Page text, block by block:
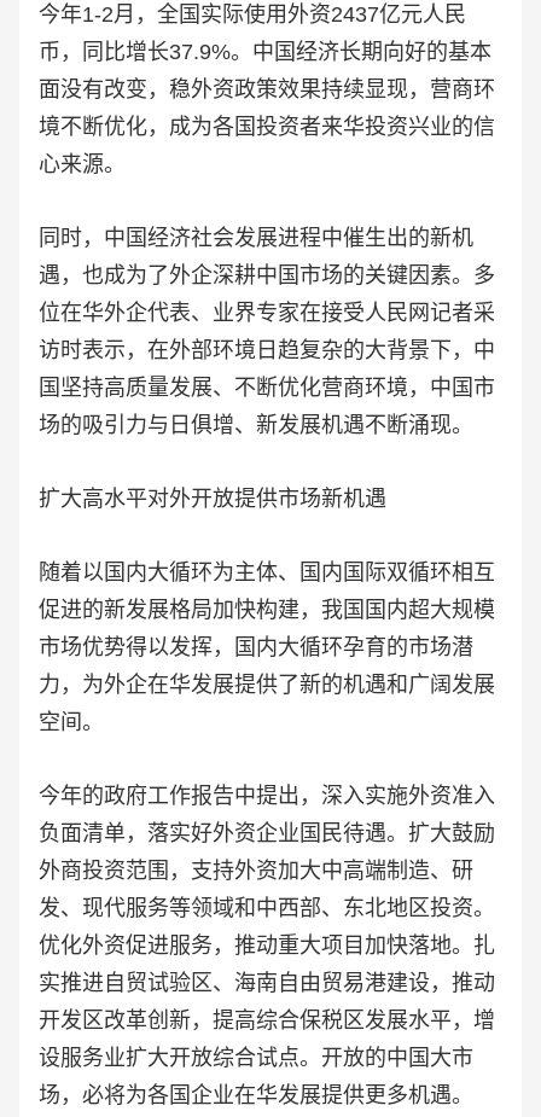
今年1-2月，全国实际使用外资2437亿元人民
币，同比增长37.9%。中国经济长期向好的基本
面没有改变，稳外资政策效果持续显现，营商环
境不断优化，成为各国投资者来华投资兴业的信
心来源。
同时，中国经济社会发展进程中催生出的新机
遇，也成为了外企深耕中国市场的关键因素。多
位在华外企代表、业界专家在接受人民网记者采
访时表示，在外部环境日趋复杂的大背景下，中
国坚持高质量发展、不断优化营商环境，中国市
场的吸引力与日俱增、新发展机遇不断涌现。
扩大高水平对外开放提供市场新机遇
随着以国内大循环为主体、国内国际双循环相互
促进的新发展格局加快构建，我国国内超大规模
市场优势得以发挥，国内大循环孕育的市场潜
力，为外企在华发展提供了新的机遇和广阔发展
空间。
今年的政府工作报告中提出，深入实施外资准入
负面清单，落实好外资企业国民待遇。扩大鼓励
外商投资范围，支持外资加大中高端制造、研
发、现代服务等领域和中西部、东北地区投资。
优化外资促进服务，推动重大项目加快落地。扎
实推进自贸试验区、海南自由贸易港建设，推动
开发区改革创新，提高综合保税区发展水平，增
设服务业扩大开放综合试点。开放的中国大市
场，必将为各国企业在华发展提供更多机遇。